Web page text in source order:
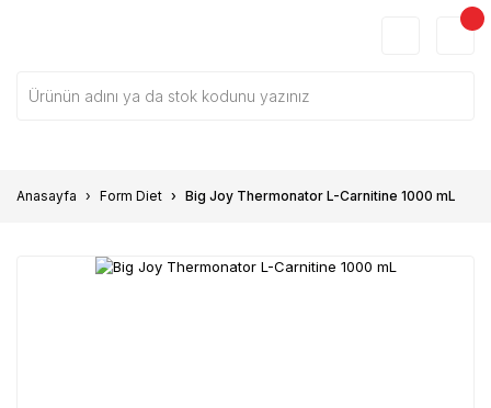
Anasayfa Form Diet Big Joy Thermonator L-Carnitine 1000 mL